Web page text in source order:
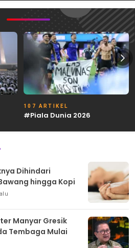
107 ARTIKEL
#Piala Dunia 2026
Dihindari
hingga Kopi
Manyar Gresik
Tembaga Mulai